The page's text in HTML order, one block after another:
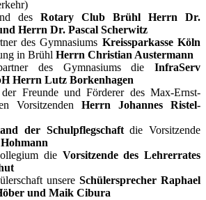
des Rotary Club Brühl Herrn Dr.
Herrn Dr. Pascal Scherwitz
des Gymnasiums Kreissparkasse Köln
in Brühl Herrn Christian Austermann
des Gymnasiums die InfraServ
Herrn Lutz Borkenhagen
Freunde und Förderer des Max-Ernst-
Vorsitzenden Herrn Johannes Ristel­
der Schulpflegschaftdie Vorsitzende
die Vorsitzende des Lehrerrates
unsere Schülersprecher Raphael
und Maik Cibura